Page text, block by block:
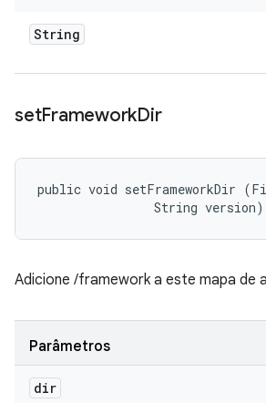
String
setFrameworkDir
public void setFrameworkDir
                String version)
Adicione /framework a este mapa de
Parâmetros
dir